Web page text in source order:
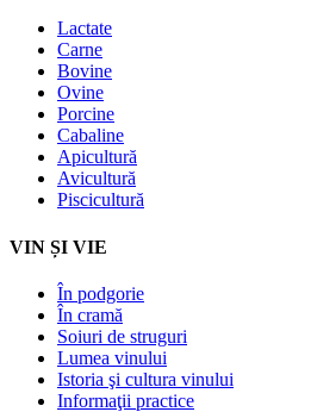
Lactate
Carne
Bovine
Ovine
Porcine
Cabaline
Apicultură
Avicultură
Piscicultură
VIN ȘI VIE
În podgorie
În cramă
Soiuri de struguri
Lumea vinului
Istoria şi cultura vinului
Informaţii practice